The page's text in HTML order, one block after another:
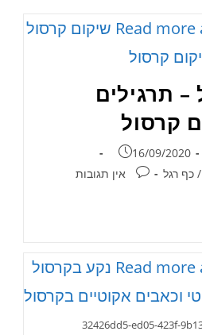
תרגילים
קרסול
16/09/2020
כף רגל אין תגובות
32426dd5-ed05-423f-